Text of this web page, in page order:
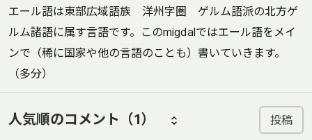
エール語は東部広域語族 洋州字圏 ゲルム語派の北方ゲ
ルム諸語に属す言語です。このmigdalではエール語をメイ
ンで（稀に国家や他の言語のことも）書いていきます。
（多分）
人気順のコメント （1） 投稿